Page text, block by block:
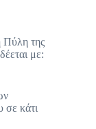
της
με:
σε κάτι